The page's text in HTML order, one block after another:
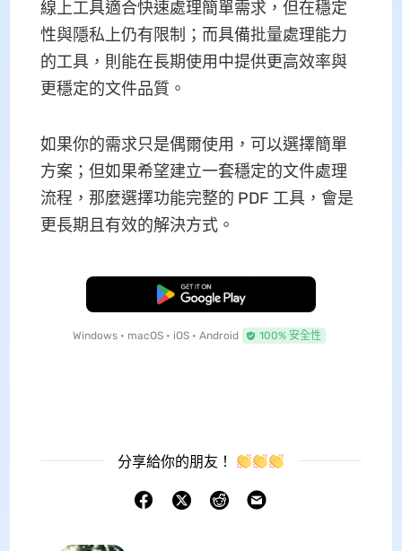
線上工具適合快速處理簡單需求，但在穩定
性與隱私上仍有限制；而具備批量處理能力
的工具，則能在長期使用中提供更高效率與
更穩定的文件品質。
如果你的需求只是偶爾使用，可以選擇簡單
方案；但如果希望建立一套穩定的文件處理
流程，那麼選擇功能完整的 PDF 工具，會是
更長期且有效的解決方式。
免費下載
Windows • macOS • iOS • Android 100% 安全性
分享給你的朋友！